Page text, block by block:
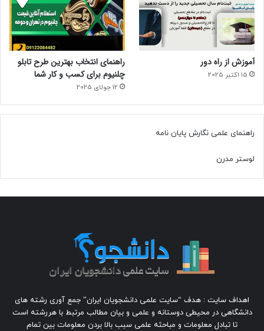
آموزش از راه دور
15 اکتبر 2025
راهنمای انتخاب بهترین طرح تابلو
چلنیوم برای کسب و کار شما
12 جولای 2025
راهنمای علمی نگارش پایان نامه
لوستر مدرن
اهداف سایت : هدف “سایت علمی دانشجویان ایران” جمع آوری رشته های
دانشگاهی در محیطی دوستانه و علمی و بیان مطالب مرتبط با هررشته است
تا تبادل معلومات و مباحثه علمی سبب بالا بردن معلومات بین تمام